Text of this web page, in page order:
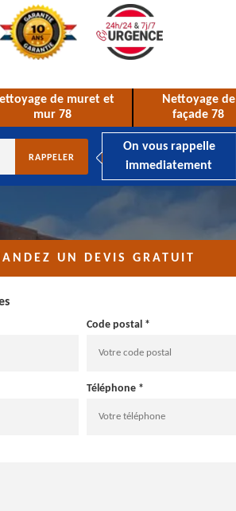
de muret et
mur 78
Nettoyage de
façade 78
On vous rappelle
immediatement
UN DEVIS GRATUIT
Code postal *
Téléphone *